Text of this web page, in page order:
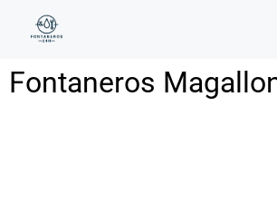
Categoría:
Fontaneros